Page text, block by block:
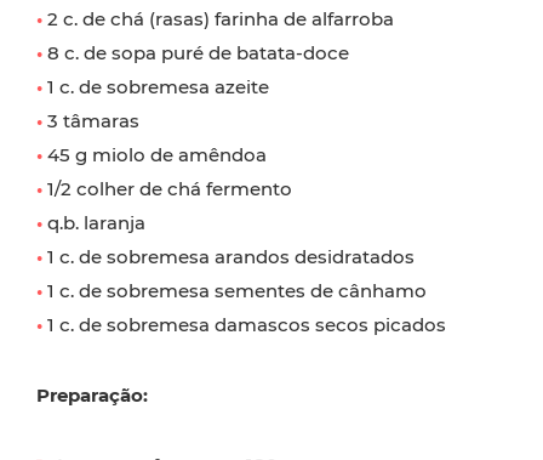
• 2 c. de chá (rasas) farinha de alfarroba
• 8 c. de sopa puré de batata-doce
• 1 c. de sobremesa azeite
• 3 tâmaras
• 45 g miolo de amêndoa
• 1/2 colher de chá fermento
• q.b. laranja
• 1 c. de sobremesa arandos desidratados
• 1 c. de sobremesa sementes de cânhamo
• 1 c. de sobremesa damascos secos picados
Preparação: